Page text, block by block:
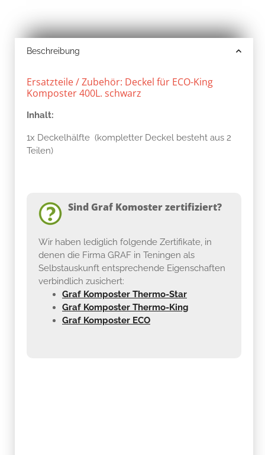
Beschreibung
Ersatzteile / Zubehör: Deckel für ECO-King
Komposter 400L. schwarz
Inhalt:
1x Deckelhälfte (kompletter Deckel besteht aus 2
Teilen)
Sind Graf Komoster zertifiziert?
Wir haben lediglich folgende Zertifikate, in
denen die Firma GRAF in Teningen als
Selbstauskunft entsprechende Eigenschaften
verbindlich zusichert:
Graf Komposter Thermo-Star
Graf Komposter Thermo-King
Graf Komposter ECO